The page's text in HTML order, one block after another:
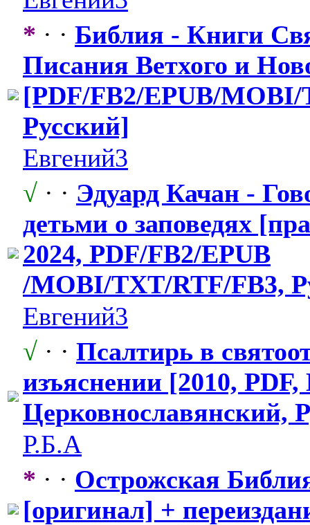
* · · Библия - Книги
Писания Ветхого и
[PDF/FB2/EPUB​/MOBI/
Русский]
Евгений3
√ · · Эдуард Качан -
детьми о заповедях
2024, PDF/FB2/EPUB
/MOBI/TXT/RT​F/FB3,
Евгений3
√ · · Псалтирь в
изъяснении [2010, PDF,
Церковнослав​янский,
Р.Б.А
* · · Острожская
[оригинал] +